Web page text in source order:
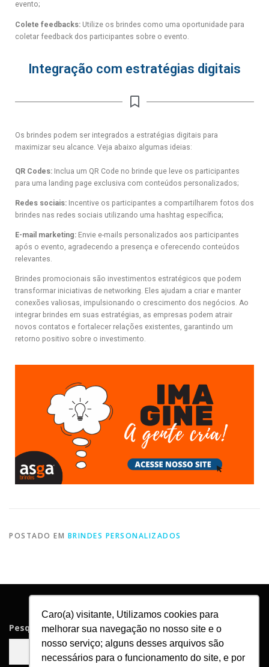
Caro(a) visitante, Utilizamos cookies para
melhorar sua navegação no nosso site e o
nosso serviço; alguns desses arquivos são
necessários para o funcionamento do site, e por
evento;
Colete feedbacks: Utilize os brindes como uma oportunidade para
coletar feedback dos participantes sobre o evento.
Integração com estratégias digitais
Os brindes podem ser integrados a estratégias digitais para
maximizar seu alcance. Veja abaixo algumas ideias:
QR Codes: Inclua um QR Code no brinde que leve os participantes
para uma landing page exclusiva com conteúdos personalizados;
Redes sociais: Incentive os participantes a compartilharem fotos dos
brindes nas redes sociais utilizando uma hashtag específica;
E-mail marketing: Envie e-mails personalizados aos participantes
após o evento, agradecendo a presença e oferecendo conteúdos
relevantes.
Brindes promocionais são investimentos estratégicos que podem
transformar iniciativas de networking. Eles ajudam a criar e manter
conexões valiosas, impulsionando o crescimento dos negócios. Ao
integrar brindes em suas estratégias, as empresas podem atrair
novos contatos e fortalecer relações existentes, garantindo um
retorno positivo sobre o investimento.
POSTADO EM BRINDES PERSONALIZADOS
Pesquisar
Pesquisar